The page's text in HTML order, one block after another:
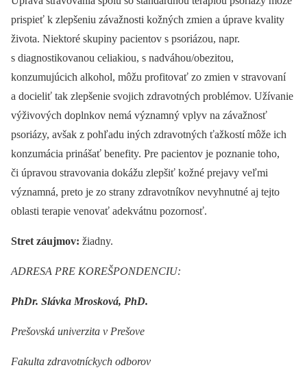
prispieť k zlepšeniu závažnosti kožných zmien a úprave kvality
života. Niektoré skupiny pacientov s psoriázou, napr.
s diagnostikovanou celiakiou, s nadváhou/obezitou,
konzumujúcich alkohol, môžu profitovať zo zmien v stravovaní
a docieliť tak zlepšenie svojich zdravotných problémov. Užívanie
výživových doplnkov nemá významný vplyv na závažnosť
psoriázy, avšak z pohľadu iných zdravotných ťažkostí môže ich
konzumácia prinášať benefity. Pre pacientov je poznanie toho,
či úpravou stravovania dokážu zlepšiť kožné prejavy veľmi
významná, preto je zo strany zdravotníkov nevyhnutné aj tejto
oblasti terapie venovať adekvátnu pozornosť.
Stret záujmov: žiadny.
ADRESA PRE KOREŠPONDENCIU:
PhDr. Slávka Mrosková, PhD.
Prešovská univerzita v Prešove
Fakulta zdravotníckych odborov